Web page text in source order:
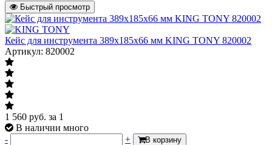
Быстрый просмотр
Кейс для инструмента 389х185х66 мм KING TONY 820002
Артикул: 820002
1 560 руб. за 1
В наличии много
-
+ В корзину